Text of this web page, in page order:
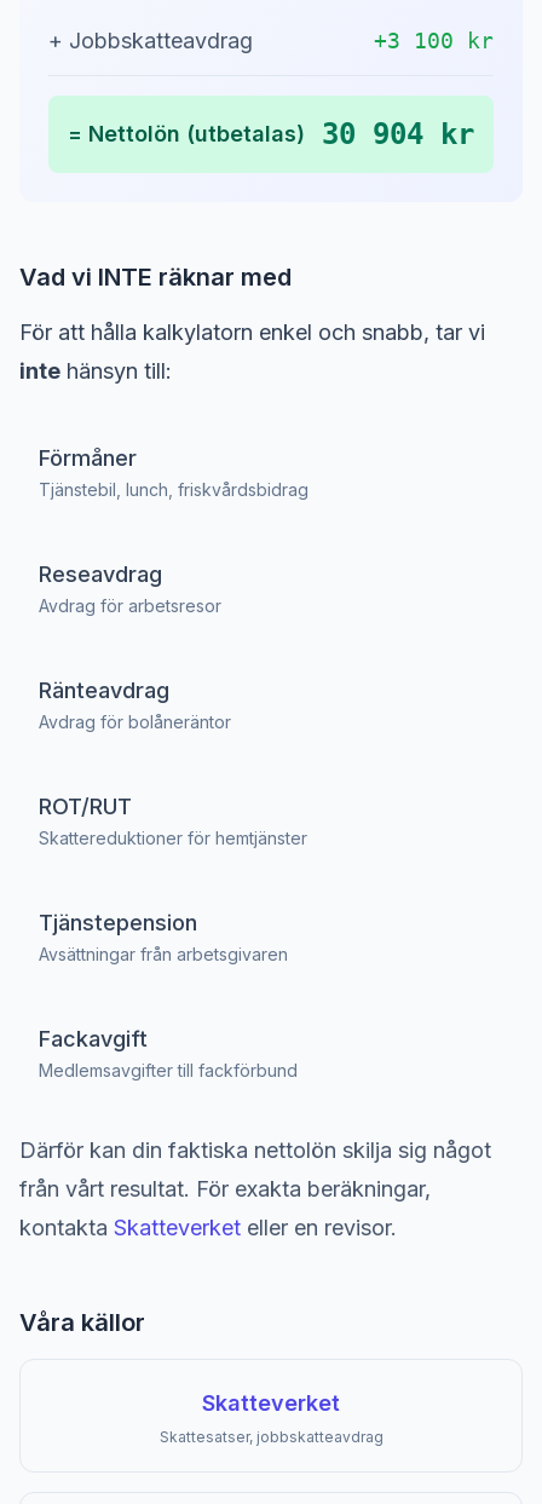
+ Jobbskatteavdrag +3 100 kr
= Nettolön (utbetalas) 30 904 kr
Vad vi INTE räknar med
För att hålla kalkylatorn enkel och snabb, tar vi
inte hänsyn till:
Förmåner
Tjänstebil, lunch, friskvårdsbidrag
Reseavdrag
Avdrag för arbetsresor
Ränteavdrag
Avdrag för bolåneräntor
ROT/RUT
Skattereduktioner för hemtjänster
Tjänstepension
Avsättningar från arbetsgivaren
Fackavgift
Medlemsavgifter till fackförbund
Därför kan din faktiska nettolön skilja sig något
från vårt resultat. För exakta beräkningar,
kontakta Skatteverket eller en revisor.
Våra källor
Skatteverket
Skattesatser, jobbskatteavdrag